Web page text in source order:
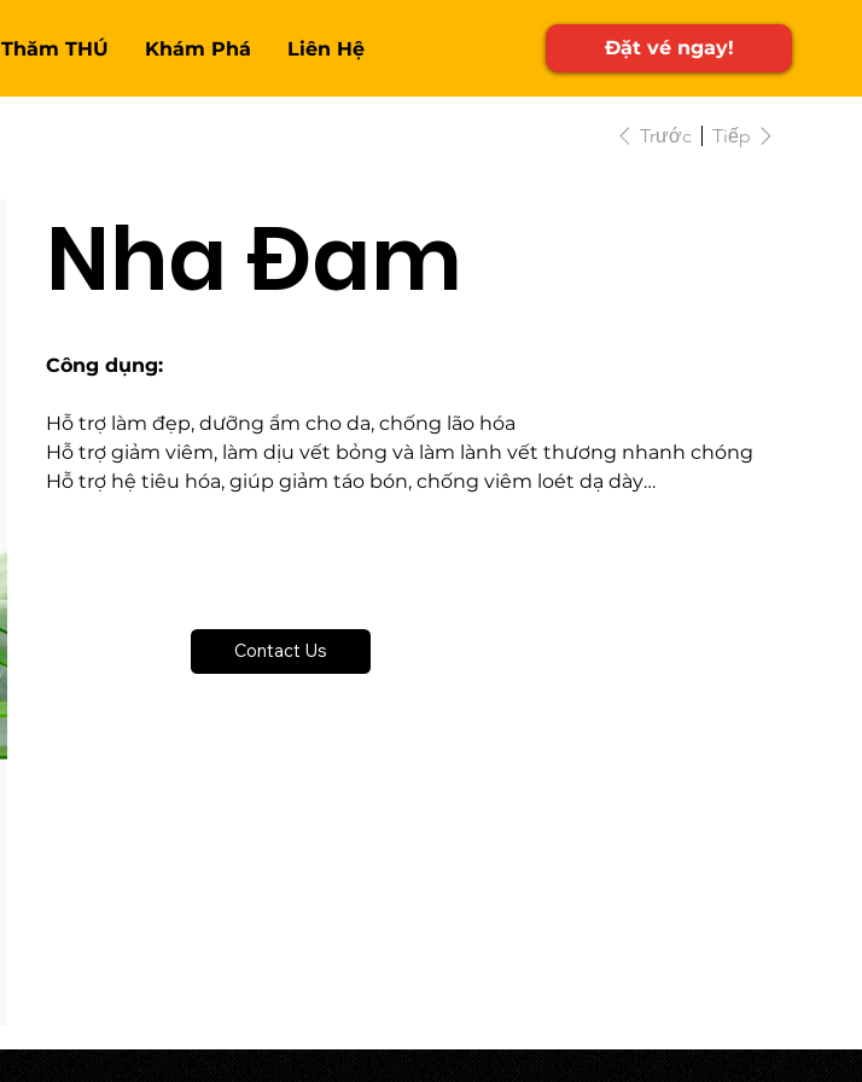
Thăm THÚ Khám Phá Liên Hệ Đặt vé ngay!
Trước Tiếp
Nha Đam
Công dụng:
Hỗ trợ làm đẹp, dưỡng ẩm cho da, chống lão hóa
Hỗ trợ giảm viêm, làm dịu vết bỏng và làm lành vết thương nhanh chóng
Hỗ trợ hệ tiêu hóa, giúp giảm táo bón, chống viêm loét dạ dày
Hỗ trợ giảm viêm, kháng khuẩn
Contact Us